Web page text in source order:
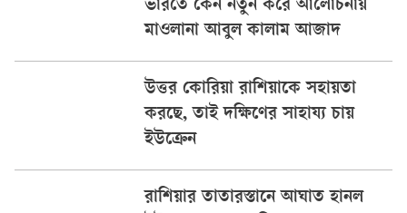
ভারতে কেন নতুন করে আলোচনায়
মাওলানা আবুল কালাম আজাদ
উত্তর কোরিয়া রাশিয়াকে সহায়তা
করছে, তাই দক্ষিণের সাহায্য চায়
ইউক্রেন
রাশিয়ার তাতারস্তানে আঘাত হানল